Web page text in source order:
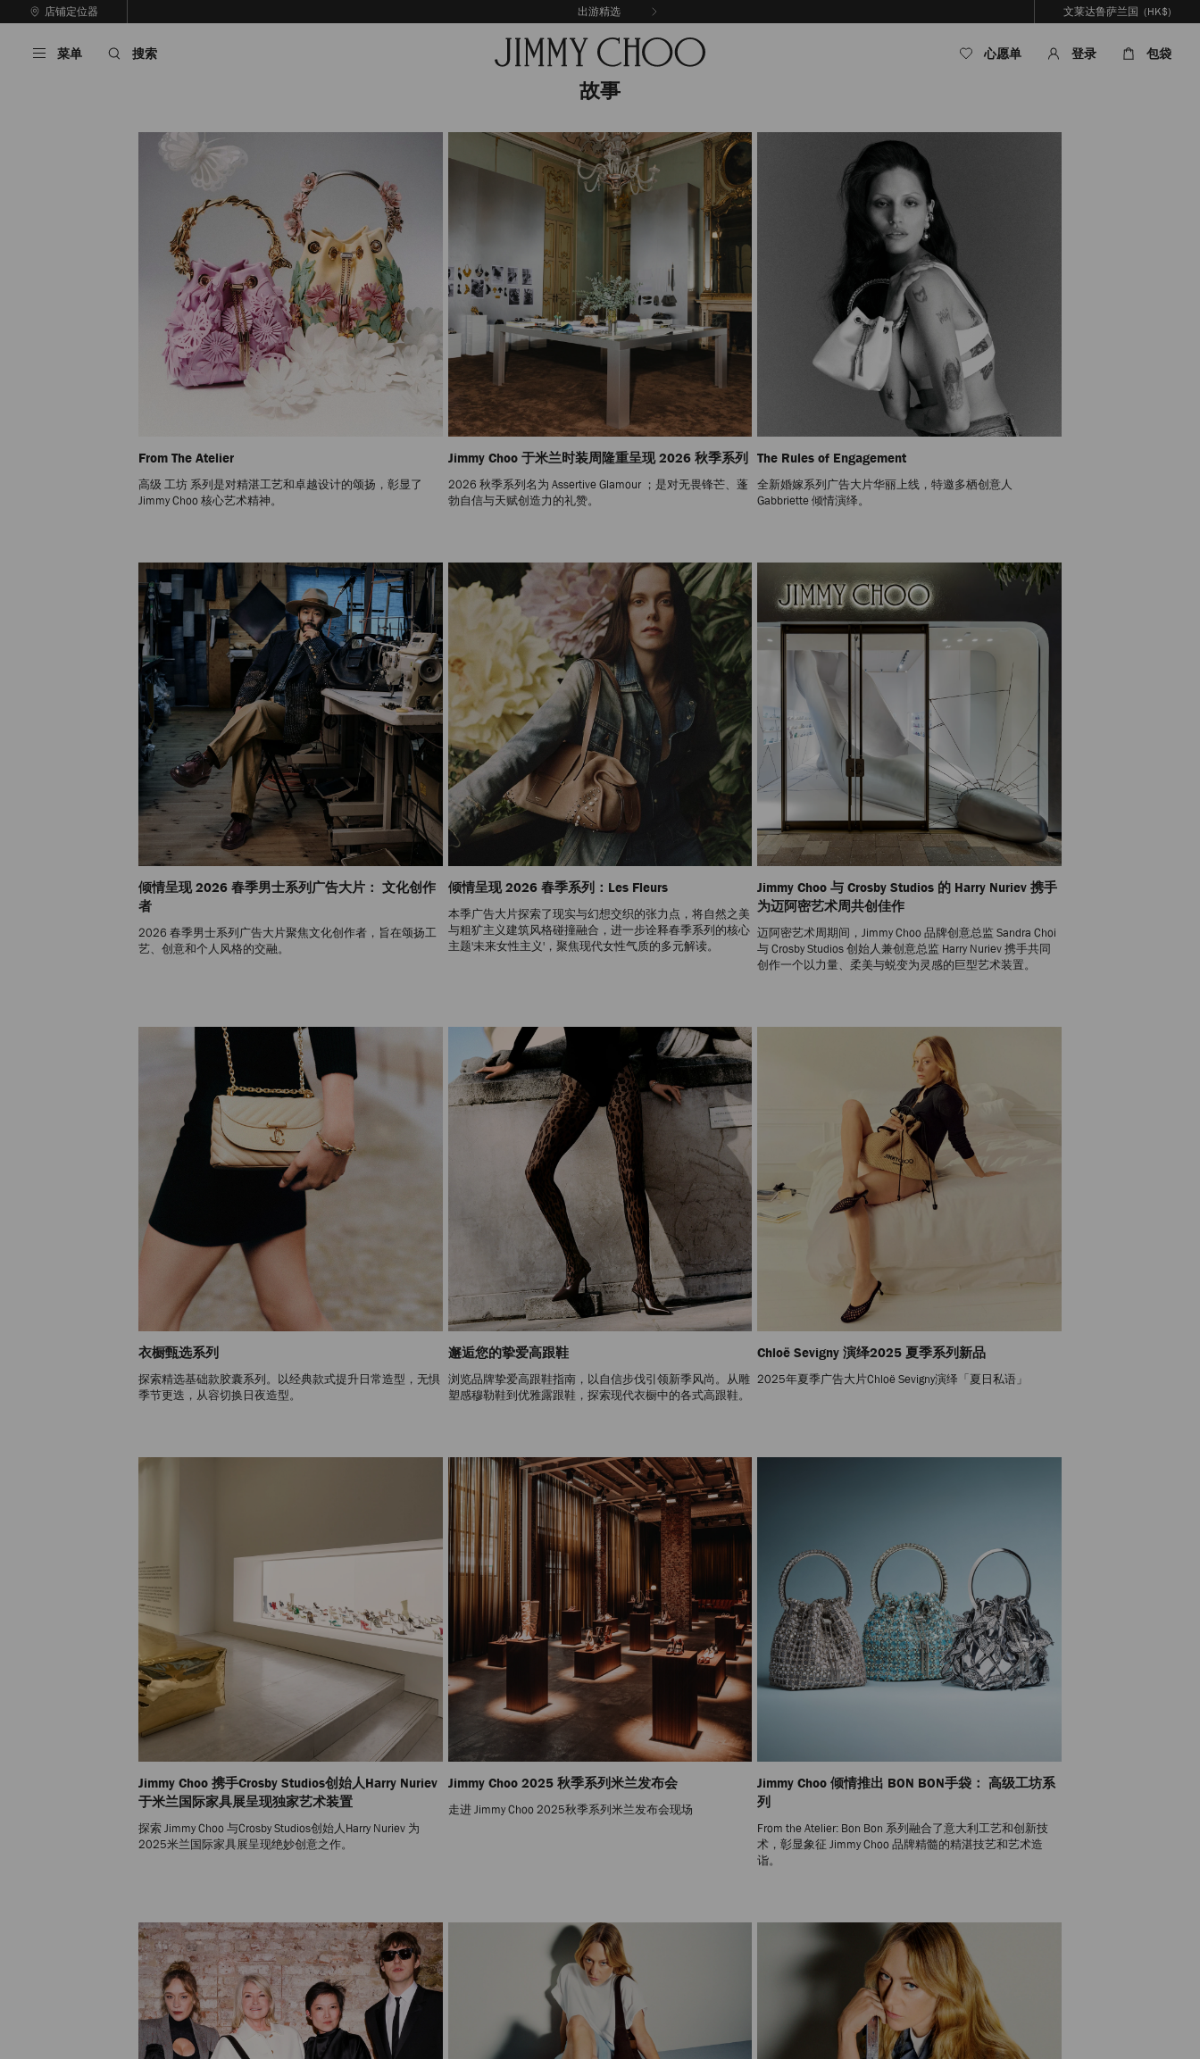
至
店铺定位器 出游精选 文莱达鲁萨兰国 (HK$)
菜单 搜索 心愿单 登录 包袋
故事
From The Atelier
高级 工坊 系列是对精湛工艺和卓越设计的颂扬，彰显了
Jimmy Choo 核心艺术精神。
Jimmy Choo 于米兰时装周隆重呈现 2026 秋季系列
2026 秋季系列名为 Assertive Glamour ；是对无畏锋芒、蓬
勃自信与天赋创造力的礼赞。
The Rules of Engagement
全新婚嫁系列广告大片华丽上线，特邀多栖创意人
Gabbriette 倾情演绎。
倾情呈现 2026 春季男士系列广告大片： 文化创作
者
2026 春季男士系列广告大片聚焦文化创作者，旨在颂扬工
艺、创意和个人风格的交融。
倾情呈现 2026 春季系列：Les Fleurs
本季广告大片探索了现实与幻想交织的张力点，将自然之美
与粗犷主义建筑风格碰撞融合，进一步诠释春季系列的核心
主题'未来女性主义'，聚焦现代女性气质的多元解读。
Jimmy Choo 与 Crosby Studios 的 Harry Nuriev 携手
为迈阿密艺术周共创佳作
迈阿密艺术周期间，Jimmy Choo 品牌创意总监 Sandra Choi
与 Crosby Studios 创始人兼创意总监 Harry Nuriev 携手共同
创作一个以力量、柔美与蜕变为灵感的巨型艺术装置。
衣橱甄选系列
探索精选基础款胶囊系列。以经典款式提升日常造型，无惧
季节更迭，从容切换日夜造型。
邂逅您的挚爱高跟鞋
浏览品牌挚爱高跟鞋指南，以自信步伐引领新季风尚。从雕
塑感穆勒鞋到优雅露跟鞋，探索现代衣橱中的各式高跟鞋。
Chloë Sevigny 演绎2025 夏季系列新品
2025年夏季广告大片Chloë Sevigny演绎「夏日私语」
Jimmy Choo 携手Crosby Studios创始人Harry Nuriev
于米兰国际家具展呈现独家艺术装置
探索 Jimmy Choo 与Crosby Studios创始人Harry Nuriev 为
2025米兰国际家具展呈现绝妙创意之作。
Jimmy Choo 2025 秋季系列米兰发布会
走进 Jimmy Choo 2025秋季系列米兰发布会现场
Jimmy Choo 倾情推出 BON BON手袋： 高级工坊系
列
From the Atelier: Bon Bon 系列融合了意大利工艺和创新技
术，彰显象征 Jimmy Choo 品牌精髓的精湛技艺和艺术造
诣。